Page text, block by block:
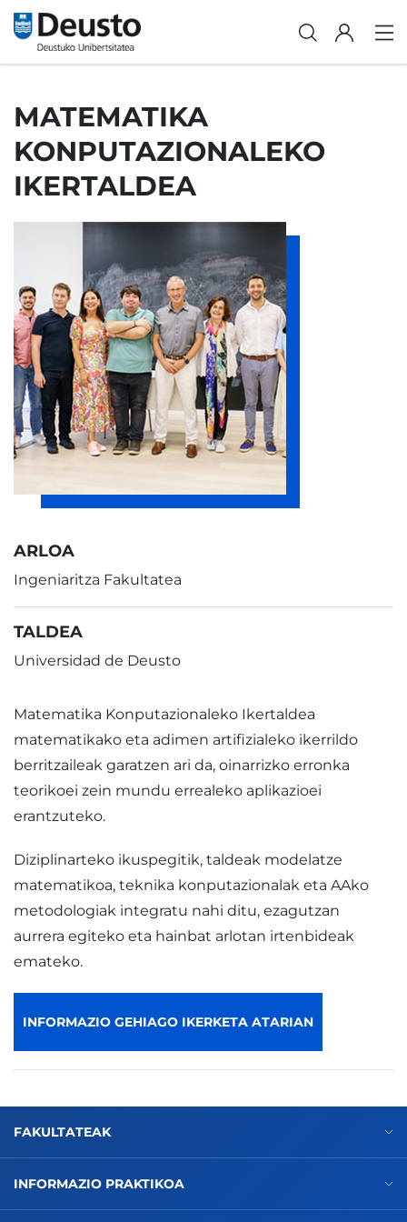
MATEMATIKA
KONPUTAZIONALEKO
IKERTALDEA
ARLOA
Ingeniaritza Fakultatea
TALDEA
Universidad de Deusto
Matematika Konputazionaleko Ikertaldea
matematikako eta adimen artifizialeko ikerrildo
berritzaileak garatzen ari da, oinarrizko erronka
teorikoei zein mundu errealeko aplikazioei
erantzuteko.
Diziplinarteko ikuspegitik, taldeak modelatze
matematikoa, teknika konputazionalak eta AAko
metodologiak integratu nahi ditu, ezagutzan
aurrera egiteko eta hainbat arlotan irtenbideak
emateko.
INFORMAZIO GEHIAGO IKERKETA ATARIAN
FAKULTATEAK
INFORMAZIO PRAKTIKOA